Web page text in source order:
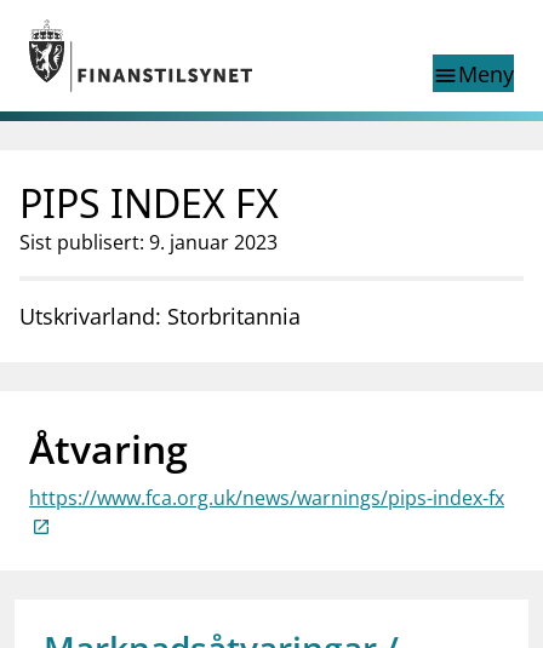
Gå til hovedinnhold
Gå til søkesiden
menuMeny
nettstedet
English
Tilsyn
Finanstilsynets registre
businessOm Finanstilsynet
mail_outlineKontakt oss
PIPS INDEX FX
Sist publisert: 9. januar 2023
Utskrivarland: Storbritannia
Åtvaring
https://www.fca.org.uk/news/warnings/pips-index-fx